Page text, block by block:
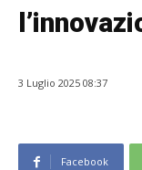
3 Luglio 2025 08:37
Facebook